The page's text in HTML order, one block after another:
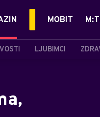
LJUBIMCI
MOBIT